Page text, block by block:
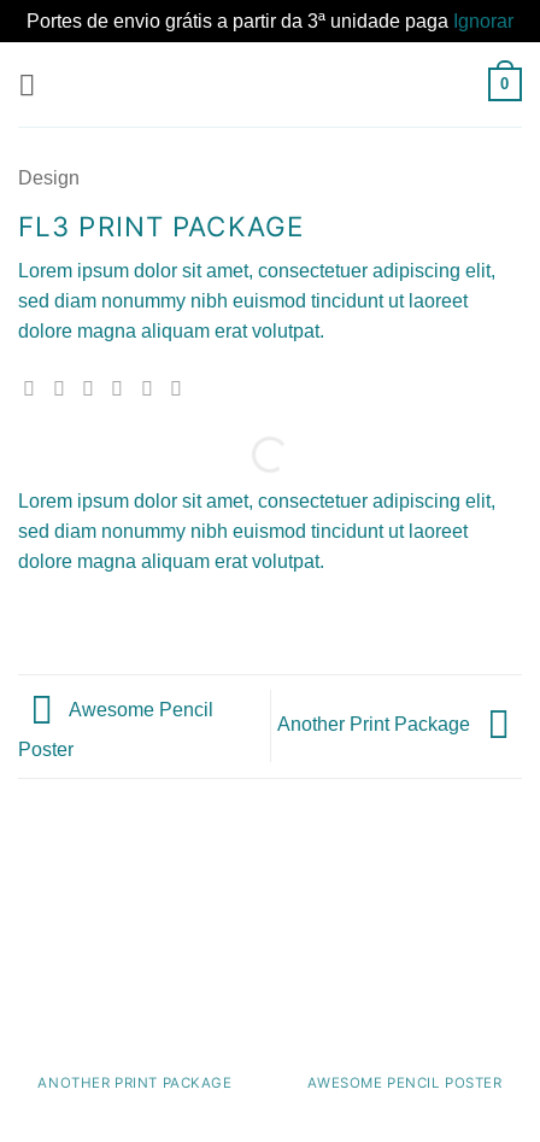
Portes de envio grátis a partir da 3ª unidade paga Ignorar
0
Design
FL3 PRINT PACKAGE
Lorem ipsum dolor sit amet, consectetuer adipiscing elit,
sed diam nonummy nibh euismod tincidunt ut laoreet
dolore magna aliquam erat volutpat.
Lorem ipsum dolor sit amet, consectetuer adipiscing elit,
sed diam nonummy nibh euismod tincidunt ut laoreet
dolore magna aliquam erat volutpat.
Awesome Pencil
Poster
Another Print Package
ANOTHER PRINT PACKAGE AWESOME PENCIL POSTER